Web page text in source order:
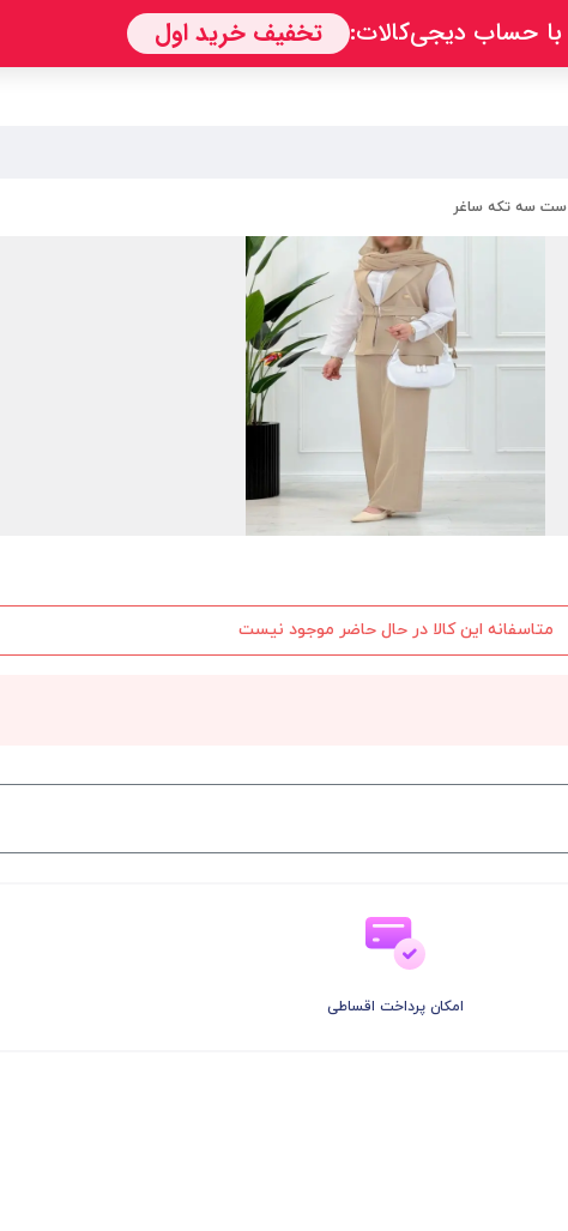
ست سه تکه ساغر
متاسفانه این کالا در حال حاضر موجود نیست
امکان پرداخت اقساطی